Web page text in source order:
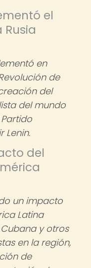
el
en
de
del
del mundo
Lenin.
del
un impacto
Latina
y otros
en la región,
de